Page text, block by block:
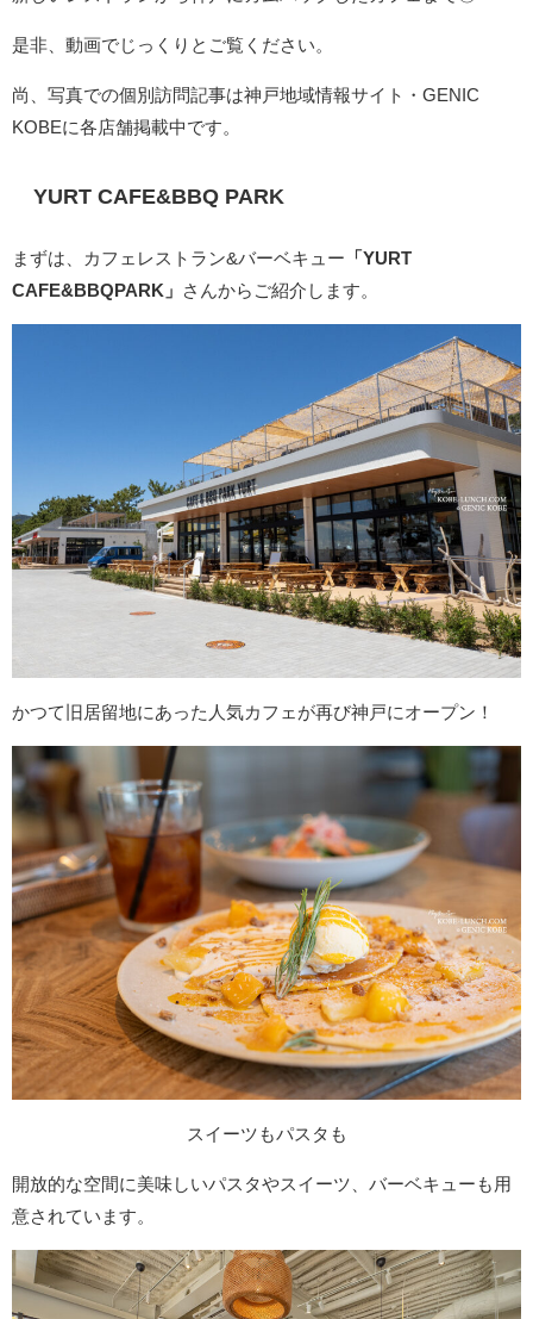
是非、動画でじっくりとご覧ください。
尚、写真での個別訪問記事は神戸地域情報サイト・GENIC
KOBEに各店舗掲載中です。
YURT CAFE&BBQ PARK
まずは、カフェレストラン&バーベキュー 「YURT
CAFE&BBQPARK」
さんからご紹介します。
かつて旧居留地にあった人気カフェが再び神戸にオープン！
スイーツもパスタも
開放的な空間に美味しいパスタやスイーツ、バーベキューも用
意されています。